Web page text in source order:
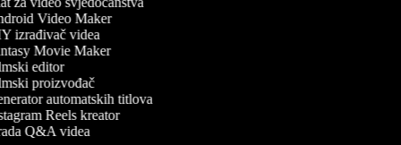
Video Maker
izrađivač videa
Movie Maker
editor
proizvođač
automatskih titlova
Reels kreator
Q&A videa